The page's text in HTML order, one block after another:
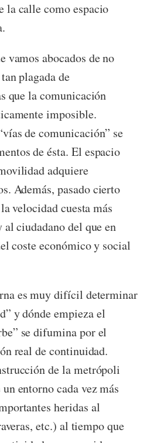
la calle como espacio
vamos abocados de no
plagada de
que la comunicación
imposible.
de comunicación” se
de ésta. El espacio
adquiere
Además, pasado cierto
velocidad cuesta más
ciudadano del que en
coste económico y social
es muy difícil determinar
y dónde empieza el
se difumina por el
real de continuidad.
de la metrópoli
entorno cada vez más
heridas al
etc.) al tiempo que